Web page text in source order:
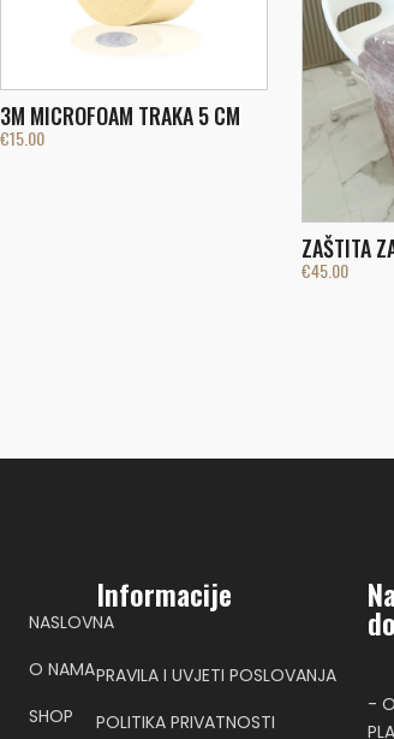
3M MICROFOAM TRAKA 5 CM
€15.00
ZAŠTITA
€45.00
NASLOVNA
O NAMA
SHOP
Informacije
PRAVILA I UVJETI POSLOVANJA
POLITIKA PRIVATNOSTI
-